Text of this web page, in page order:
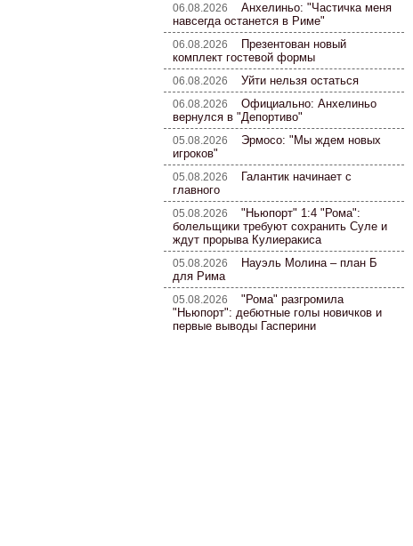
06.08.2026 Анхелиньо: "Частичка меня
навсегда останется в Риме"
06.08.2026
Презентован новый
комплект гостевой формы
06.08.2026 Уйти нельзя остаться
06.08.2026 Официально: Анхелиньо
вернулся в "Депортиво"
05.08.2026 Эрмосо: "Мы ждем новых
игроков"
05.08.2026
Галантик начинает с
главного
05.08.2026 "Ньюпорт" 1:4 "Рома":
болельщики требуют сохранить Суле и
ждут прорыва Кулиеракиса
05.08.2026
Науэль Молина – план Б
для Рима
05.08.2026 "Рома" разгромила
"Ньюпорт": дебютные голы новичков и
первые выводы Гасперини